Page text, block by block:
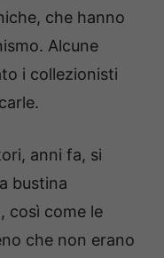
che hanno
Alcune
i collezionisti
anni fa, si
bustina
così come le
che non erano